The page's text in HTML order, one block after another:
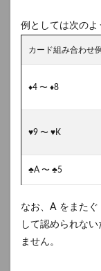
例としては次のよ
カード組み合わせ例
♦4 〜 ♦8
♥9 〜 ♥K
♣A 〜 ♣5
なお、A をまた
して認められな
ません。